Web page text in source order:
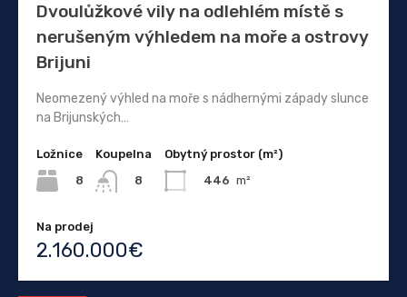
Dvoulůžkové vily na odlehlém místě s
nerušeným výhledem na moře a ostrovy
Brijuni
Neomezený výhled na moře s nádhernými západy slunce
na Brijunských…
Ložnice
8
Koupelna
8
Obytný prostor (m²)
446 m²
Na prodej
2.160.000€